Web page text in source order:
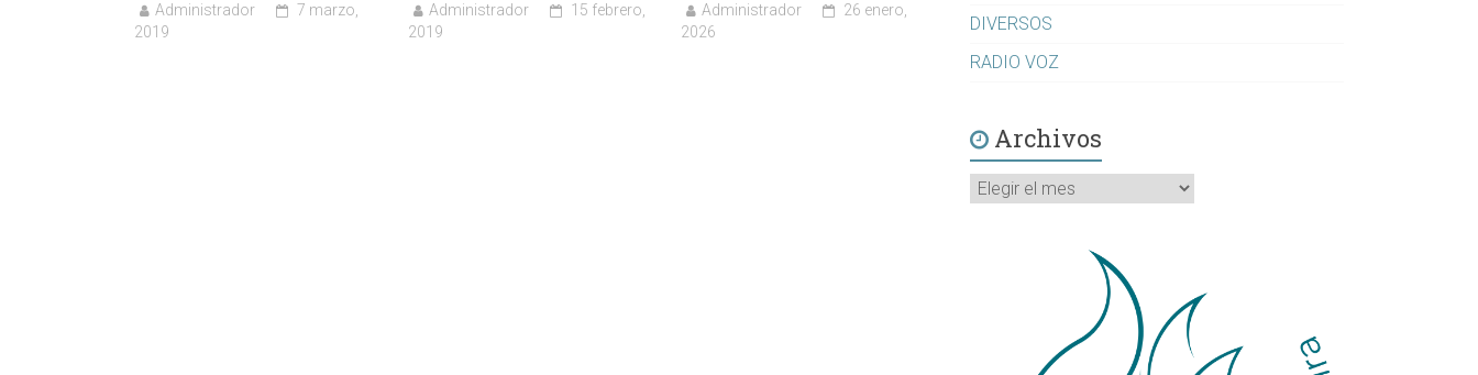
Administrador
7 marzo,
2019
Administrador
15 febrero,
2019
Administrador
26 enero,
2026
DIVERSOS
RADIO VOZ
Archivos
Archivos